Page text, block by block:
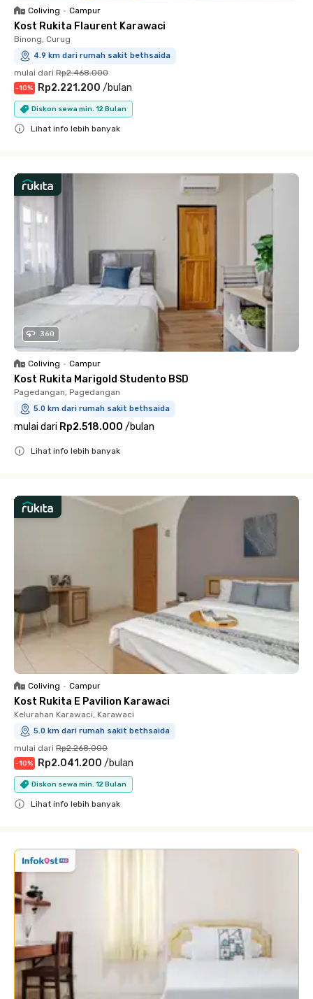
Coliving • Campur
Kost Rukita Flaurent Karawaci
Binong, Curug
4.9 km dari rumah sakit bethsaida
mulai dari Rp2.468.000
-10% Rp2.221.200 /bulan
Diskon sewa min. 12 Bulan
Lihat info lebih banyak
360
Coliving • Campur
Kost Rukita Marigold Studento BSD
Pagedangan, Pagedangan
5.0 km dari rumah sakit bethsaida
mulai dari Rp2.518.000 /bulan
Lihat info lebih banyak
Coliving • Campur
Kost Rukita E Pavilion Karawaci
Kelurahan Karawaci, Karawaci
5.0 km dari rumah sakit bethsaida
mulai dari Rp2.268.000
-10% Rp2.041.200 /bulan
Diskon sewa min. 12 Bulan
Lihat info lebih banyak